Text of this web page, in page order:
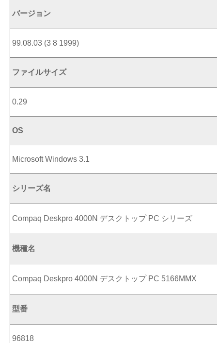
バージョン
99.08.03 (3 8 1999)
ファイルサイズ
0.29
OS
Microsoft Windows 3.1
シリーズ名
Compaq Deskpro 4000N デスクトップ PC シリーズ
機種名
Compaq Deskpro 4000N デスクトップ PC 5166MMX
型番
96818